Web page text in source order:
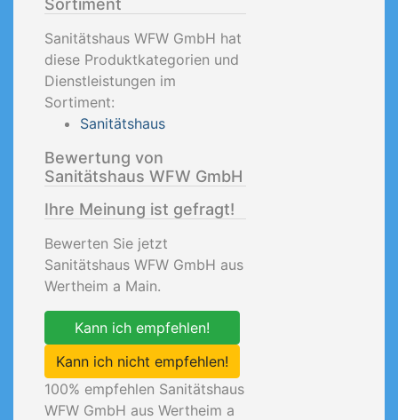
Sortiment
Sanitätshaus WFW GmbH hat
diese Produktkategorien und
Dienstleistungen im
Sortiment:
Sanitätshaus
Bewertung von
Sanitätshaus WFW GmbH
Ihre Meinung ist gefragt!
Bewerten Sie jetzt
Sanitätshaus WFW GmbH aus
Wertheim a Main.
Kann ich empfehlen!
Kann ich nicht empfehlen!
100% empfehlen Sanitätshaus
WFW GmbH aus Wertheim a